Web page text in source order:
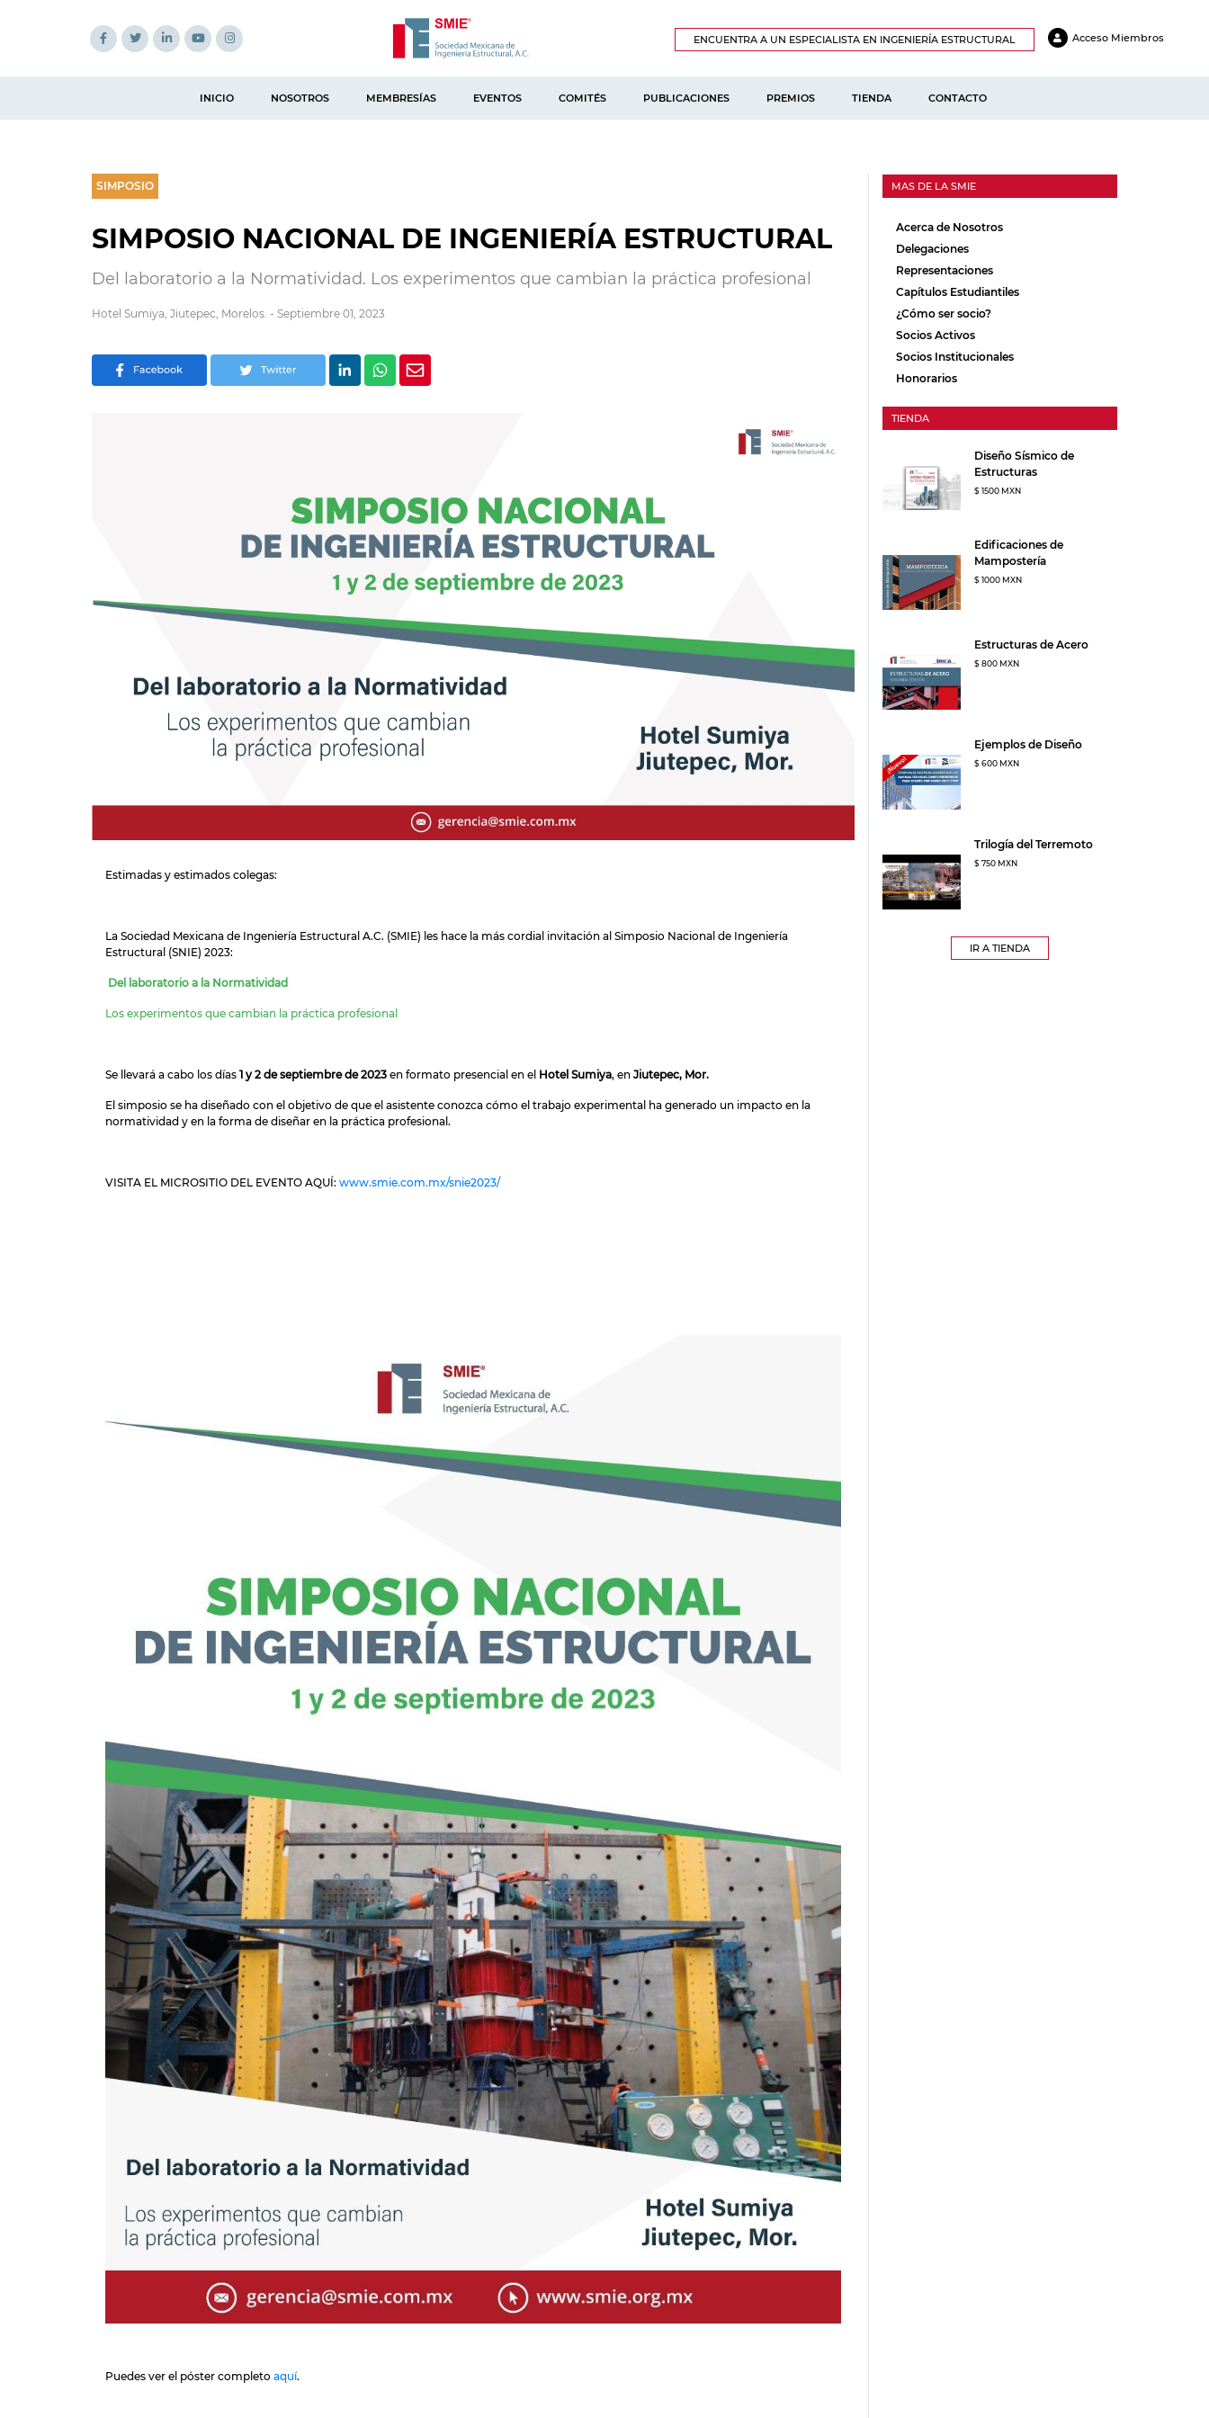
ENCUENTRA A UN ESPECIALISTA EN INGENIERÍA ESTRUCTURAL Acceso Miembros
INICIO NOSOTROS MEMBRESÍAS EVENTOS COMITÉS PUBLICACIONES PREMIOS TIENDA CONTACTO
SIMPOSIO
SIMPOSIO NACIONAL DE INGENIERÍA ESTRUCTURAL
Del laboratorio a la Normatividad. Los experimentos que cambian la práctica profesional
Hotel Sumiya, Jiutepec, Morelos. - Septiembre 01, 2023
Estimadas y estimados colegas:
La Sociedad Mexicana de Ingeniería Estructural A.C. (SMIE) les hace la más cordial invitación al Simposio Nacional de Ingeniería
Estructural (SNIE) 2023:
Del laboratorio a la Normatividad
Los experimentos que cambian la práctica profesional
Se llevará a cabo los días 1 y 2 de septiembre de 2023 en formato presencial en el Hotel Sumiya, en Jiutepec, Mor.
El simposio se ha diseñado con el objetivo de que el asistente conozca cómo el trabajo experimental ha generado un impacto en la
normatividad y en la forma de diseñar en la práctica profesional.
VISITA EL MICROSITIO DEL EVENTO AQUÍ: www.smie.com.mx/snie2023/
Puedes ver el póster completo aquí.
MAS DE LA SMIE
Acerca de Nosotros
Delegaciones
Representaciones
Capítulos Estudiantiles
¿Cómo ser socio?
Socios Activos
Socios Institucionales
Honorarios
TIENDA
Diseño Sísmico de
Estructuras
$ 1500 MXN
Edificaciones de
Mampostería
$ 1000 MXN
Estructuras de Acero
$ 800 MXN
Ejemplos de Diseño
$ 600 MXN
Trilogía del Terremoto
$ 750 MXN
IR A TIENDA